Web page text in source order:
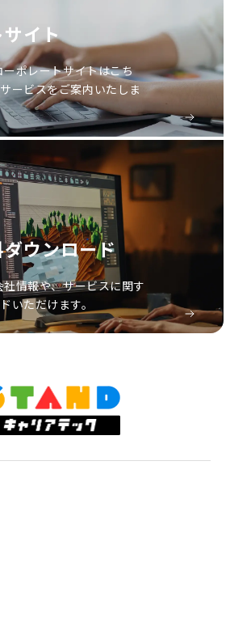
サイト
ポレートサイトはこち
ービスをご案内いたしま
ウンロード
情報や、サービスに関す
いただけます。